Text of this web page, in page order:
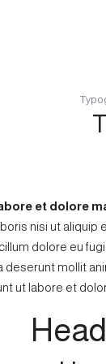
et dolore
nisi ut aliquip
dolore eu
deserunt mollit
ut labore et